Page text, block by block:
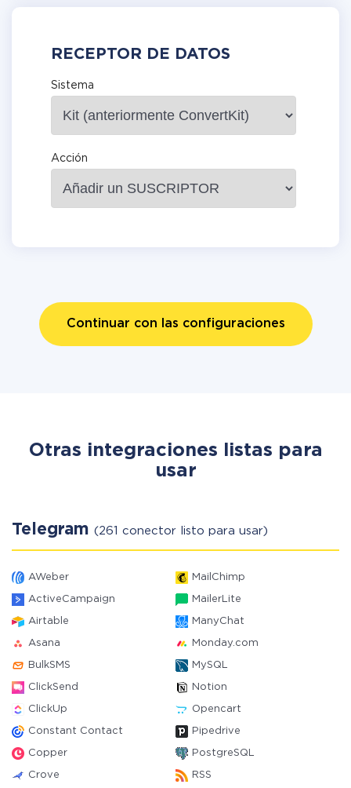
RECEPTOR DE DATOS
Sistema
Acción
Continuar con las configuraciones
Otras integraciones listas para
usar
Telegram (261 conector listo para usar)
AWeber MailChimp
ActiveCampaign MailerLite
Airtable ManyChat
Asana Monday.com
BulkSMS MySQL
ClickSend Notion
ClickUp Opencart
Constant Contact Pipedrive
Copper PostgreSQL
Crove RSS